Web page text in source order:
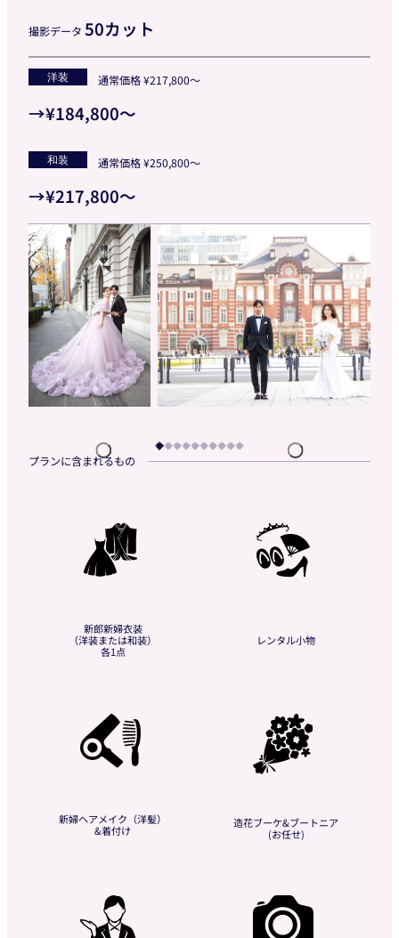
撮影データ 50カット
洋装 通常価格 ¥217,800～
→¥184,800～
和装 通常価格 ¥250,800〜
→¥217,800～
新郎新婦衣装
（洋装または和装）
各1点
レンタル小物
新婦ヘアメイク（洋髪）
&着付け
造花ブーケ&ブートニア
(お任せ)